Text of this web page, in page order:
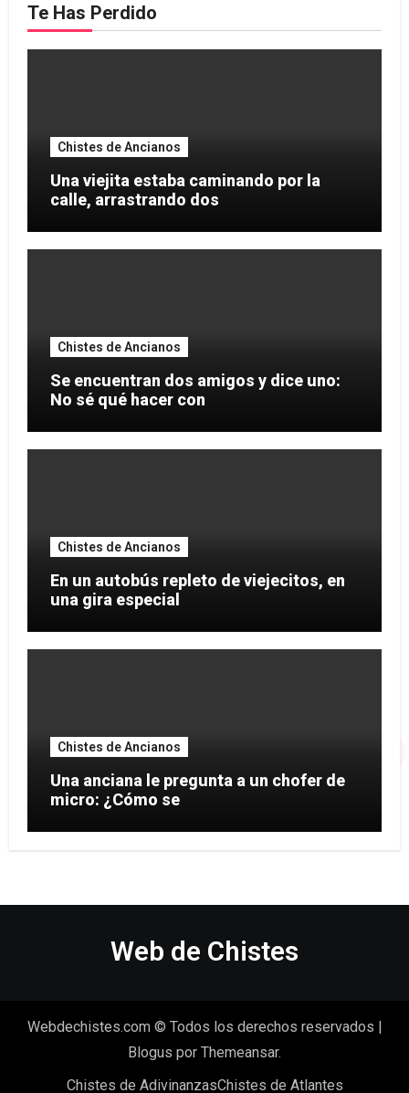
Te Has Perdido
Chistes de Ancianos
Una viejita estaba caminando por la
calle, arrastrando dos
Chistes de Ancianos
Se encuentran dos amigos y dice uno:
No sé qué hacer con
Chistes de Ancianos
En un autobús repleto de viejecitos, en
una gira especial
Chistes de Ancianos
Una anciana le pregunta a un chofer de
micro: ¿Cómo se
Web de Chistes
Webdechistes.com © Todos los derechos reservados
Blogus por Themeansar.
Chistes de AdivinanzasChistes de Atlantes